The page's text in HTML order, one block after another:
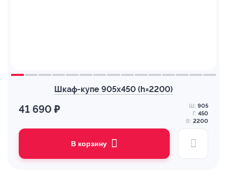
Шкаф-купе 905х450 (h=2200)
41 690 ₽ Ш: 905
Г: 450
В: 2200
В корзину